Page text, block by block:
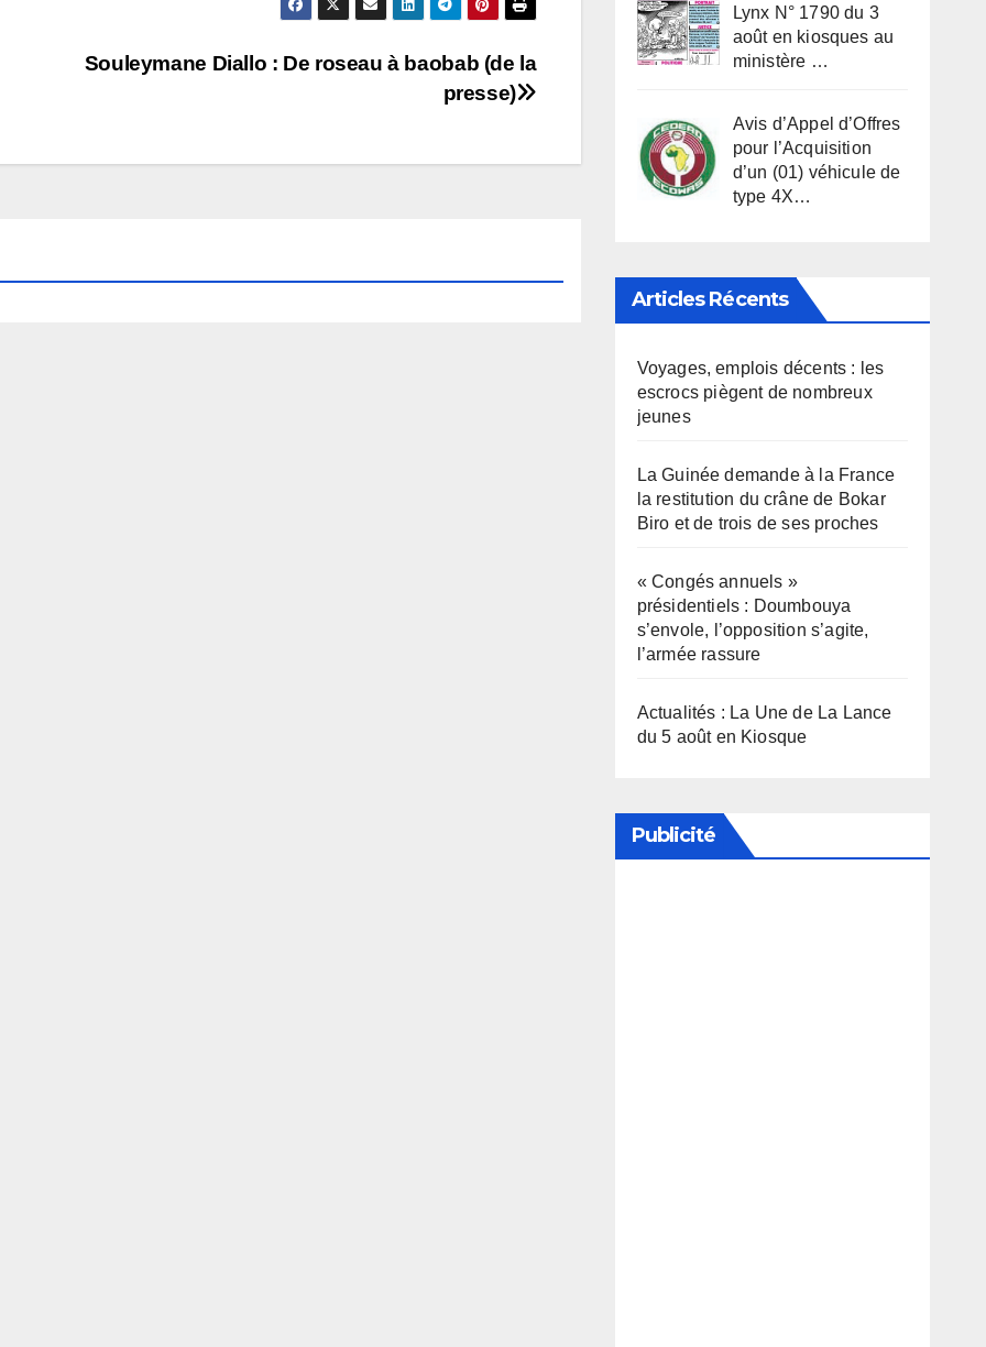
Souleymane Diallo : De roseau à baobab (de la
presse)
Lynx N° 1790 du 3
août en kiosques au
ministère …
Avis d’Appel d’Offres
pour l’Acquisition
d’un (01) véhicule de
type 4X…
Articles Récents
Voyages, emplois décents : les
escrocs piègent de nombreux
jeunes
La Guinée demande à la France
la restitution du crâne de Bokar
Biro et de trois de ses proches
« Congés annuels »
présidentiels : Doumbouya
s’envole, l’opposition s’agite,
l’armée rassure
Actualités : La Une de La Lance
du 5 août en Kiosque
Publicité